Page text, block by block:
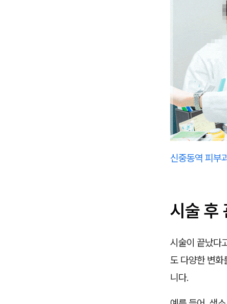
신중동역 피부
시술 후
시술이 끝났다
도 다양한 변화
니다.